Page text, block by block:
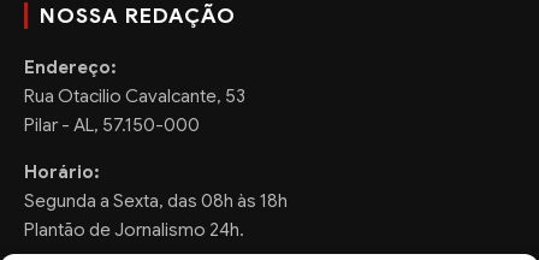
NOSSA REDAÇÃO
Endereço:
Rua Otacilio Cavalcante, 53
Pilar - AL, 57.150-000
Horário:
Segunda a Sexta, das 08h às 18h
Plantão de Jornalismo 24h.